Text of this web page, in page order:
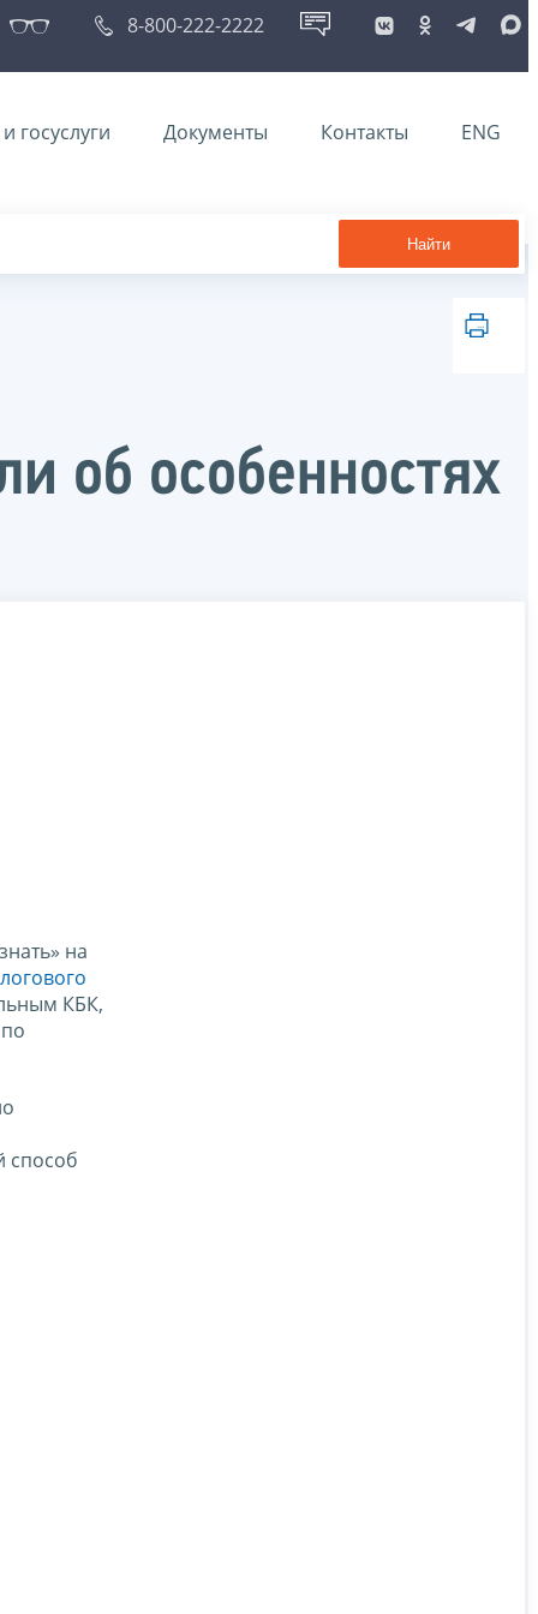
8-800-222-2222
госуслуги Документы Контакты ENG
Найти
об особенностях
на
КБК,
способ